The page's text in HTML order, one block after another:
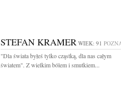
STEFAN KRAMER WIEK: 91
"Dla świata byłeś tylko cząstką, dla nas całym
światem". Z wielkim bólem i smutkiem...